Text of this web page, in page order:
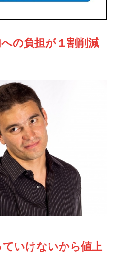
の負担が１割削減
いけないから値上